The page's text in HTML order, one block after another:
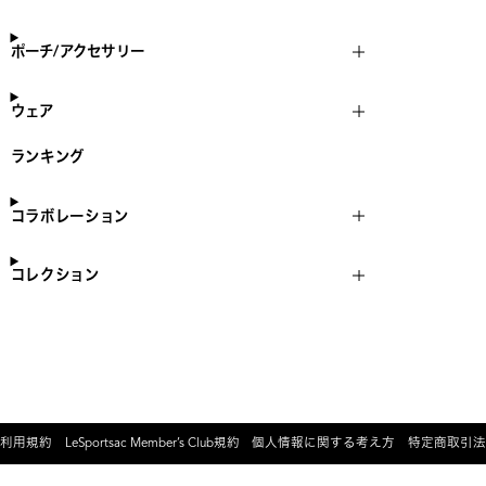
ポーチ/アクセサリー
ウェア
ランキング
コラボレーション
コレクション
利用規約 LeSportsac Member’s Club規約 個人情報に関する考え方 特定商取引